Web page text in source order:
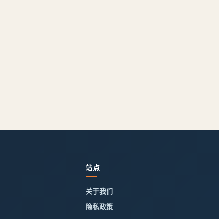
站点
关于我们
隐私政策